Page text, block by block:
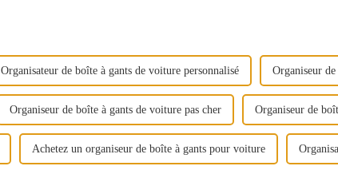
Organisateur de boîte à gants de voiture personnalisé Organiseur
Organiseur de boîte à gants de voiture pas cher Organiseur de
Achetez un organiseur de boîte à gants pour voiture